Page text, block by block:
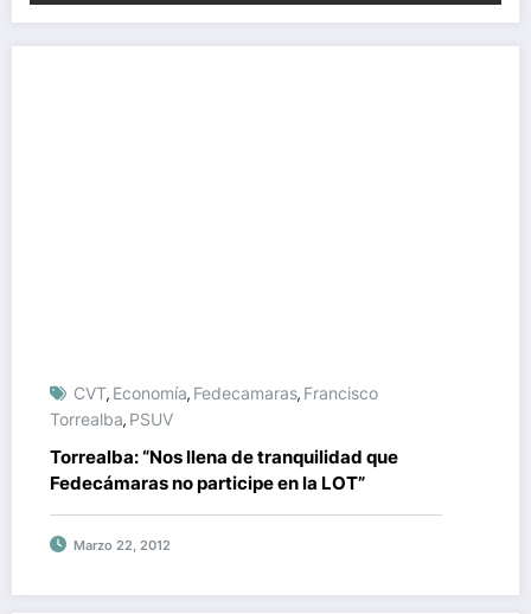
CVT, Economía, Fedecamaras, Francisco
Torrealba, PSUV
Torrealba: “Nos llena de tranquilidad que
Fedecámaras no participe en la LOT”
Marzo 22, 2012